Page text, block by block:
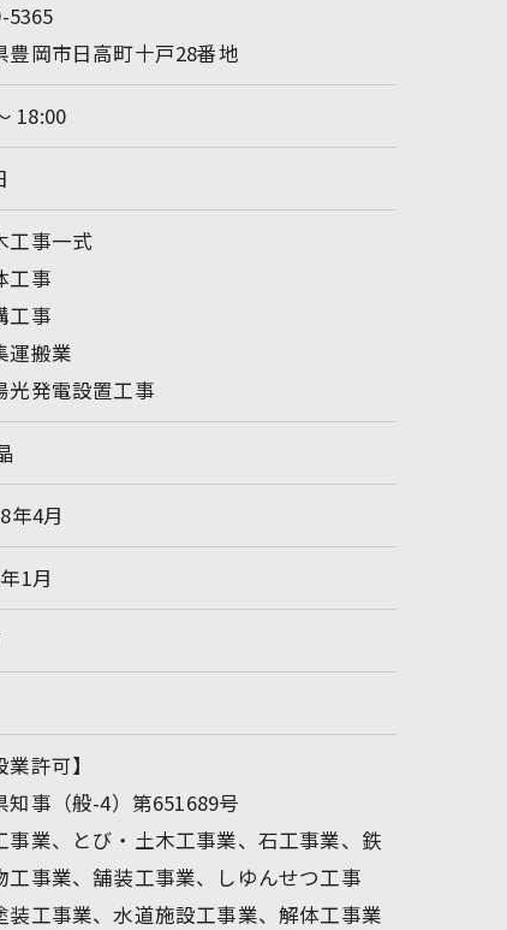
5365
豊岡市日高町十戸28番地
18:00
工事一式
工事
工事
運搬業
光発電設置工事
年4月
1月
業許可】
知事（般-4）第651689号
事業、とび・土木工事業、石工事業、鉄
工事業、舗装工事業、しゆんせつ工事
装工事業、水道施設工事業、解体工事業